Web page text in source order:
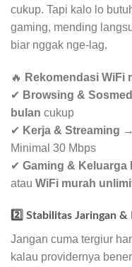
cukup. Tapi kalo lo
gaming, mending
biar nggak nge-lag.
🔥 Rekomendasi WiFi
✔ Browsing & Sosmed
bulan cukup
✔ Kerja & Streaming
Minimal 30 Mbps
✔ Gaming & Keluarga
atau WiFi murah
2️⃣ Stabilitas Jaringan
Jangan cuma tergiur
kalau providernya